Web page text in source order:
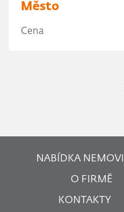
Město
Cena
NABÍDKA
O FIRMĚ
KONTAKTY